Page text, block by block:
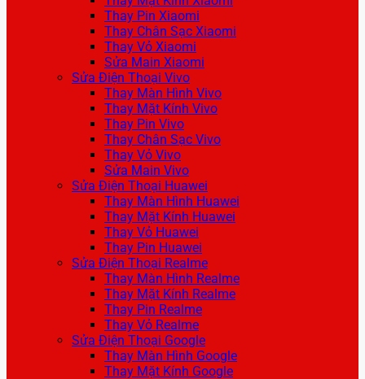
Thay Pin Xiaomi
Thay Chân Sạc Xiaomi
Thay Vỏ Xiaomi
Sửa Main Xiaomi
Sửa Điện Thoại Vivo
Thay Màn Hình Vivo
Thay Mặt Kính Vivo
Thay Pin Vivo
Thay Chân Sạc Vivo
Thay Vỏ Vivo
Sửa Main Vivo
Sửa Điện Thoại Huawei
Thay Màn Hình Huawei
Thay Mặt Kính Huawei
Thay Vỏ Huawei
Thay Pin Huawei
Sửa Điện Thoại Realme
Thay Màn Hình Realme
Thay Mặt Kính Realme
Thay Pin Realme
Thay Vỏ Realme
Sửa Điện Thoại Google
Thay Màn Hình Google
Thay Mặt Kính Google